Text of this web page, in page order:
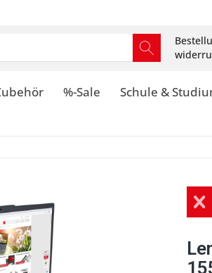
%-Sale Schule &